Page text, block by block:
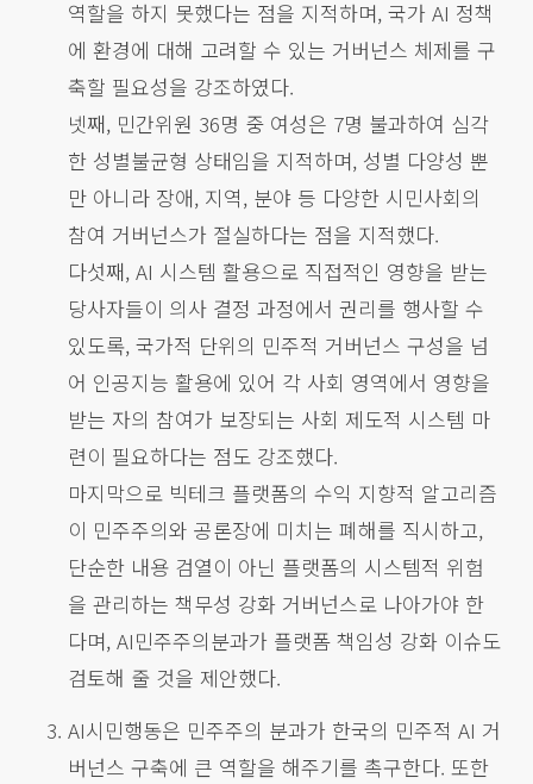
역할을 하지 못했다는 점을 지적하며, 국가 AI 정책
에 환경에 대해 고려할 수 있는 거버넌스 체제를 구
축할 필요성을 강조하였다.
넷째, 민간위원 36명 중 여성은 7명 불과하여 심각
한 성별불균형 상태임을 지적하며, 성별 다양성 뿐
만 아니라 장애, 지역, 분야 등 다양한 시민사회의
참여 거버넌스가 절실하다는 점을 지적했다.
다섯째, AI 시스템 활용으로 직접적인 영향을 받는
당사자들이 의사 결정 과정에서 권리를 행사할 수
있도록, 국가적 단위의 민주적 거버넌스 구성을 넘
어 인공지능 활용에 있어 각 사회 영역에서 영향을
받는 자의 참여가 보장되는 사회 제도적 시스템 마
련이 필요하다는 점도 강조했다.
마지막으로 빅테크 플랫폼의 수익 지향적 알고리즘
이 민주주의와 공론장에 미치는 폐해를 직시하고,
단순한 내용 검열이 아닌 플랫폼의 시스템적 위험
을 관리하는 책무성 강화 거버넌스로 나아가야 한
다며, AI민주주의분과가 플랫폼 책임성 강화 이슈도
검토해 줄 것을 제안했다.
AI시민행동은 민주주의 분과가 한국의 민주적 AI 거
버넌스 구축에 큰 역할을 해주기를 촉구한다. 또한